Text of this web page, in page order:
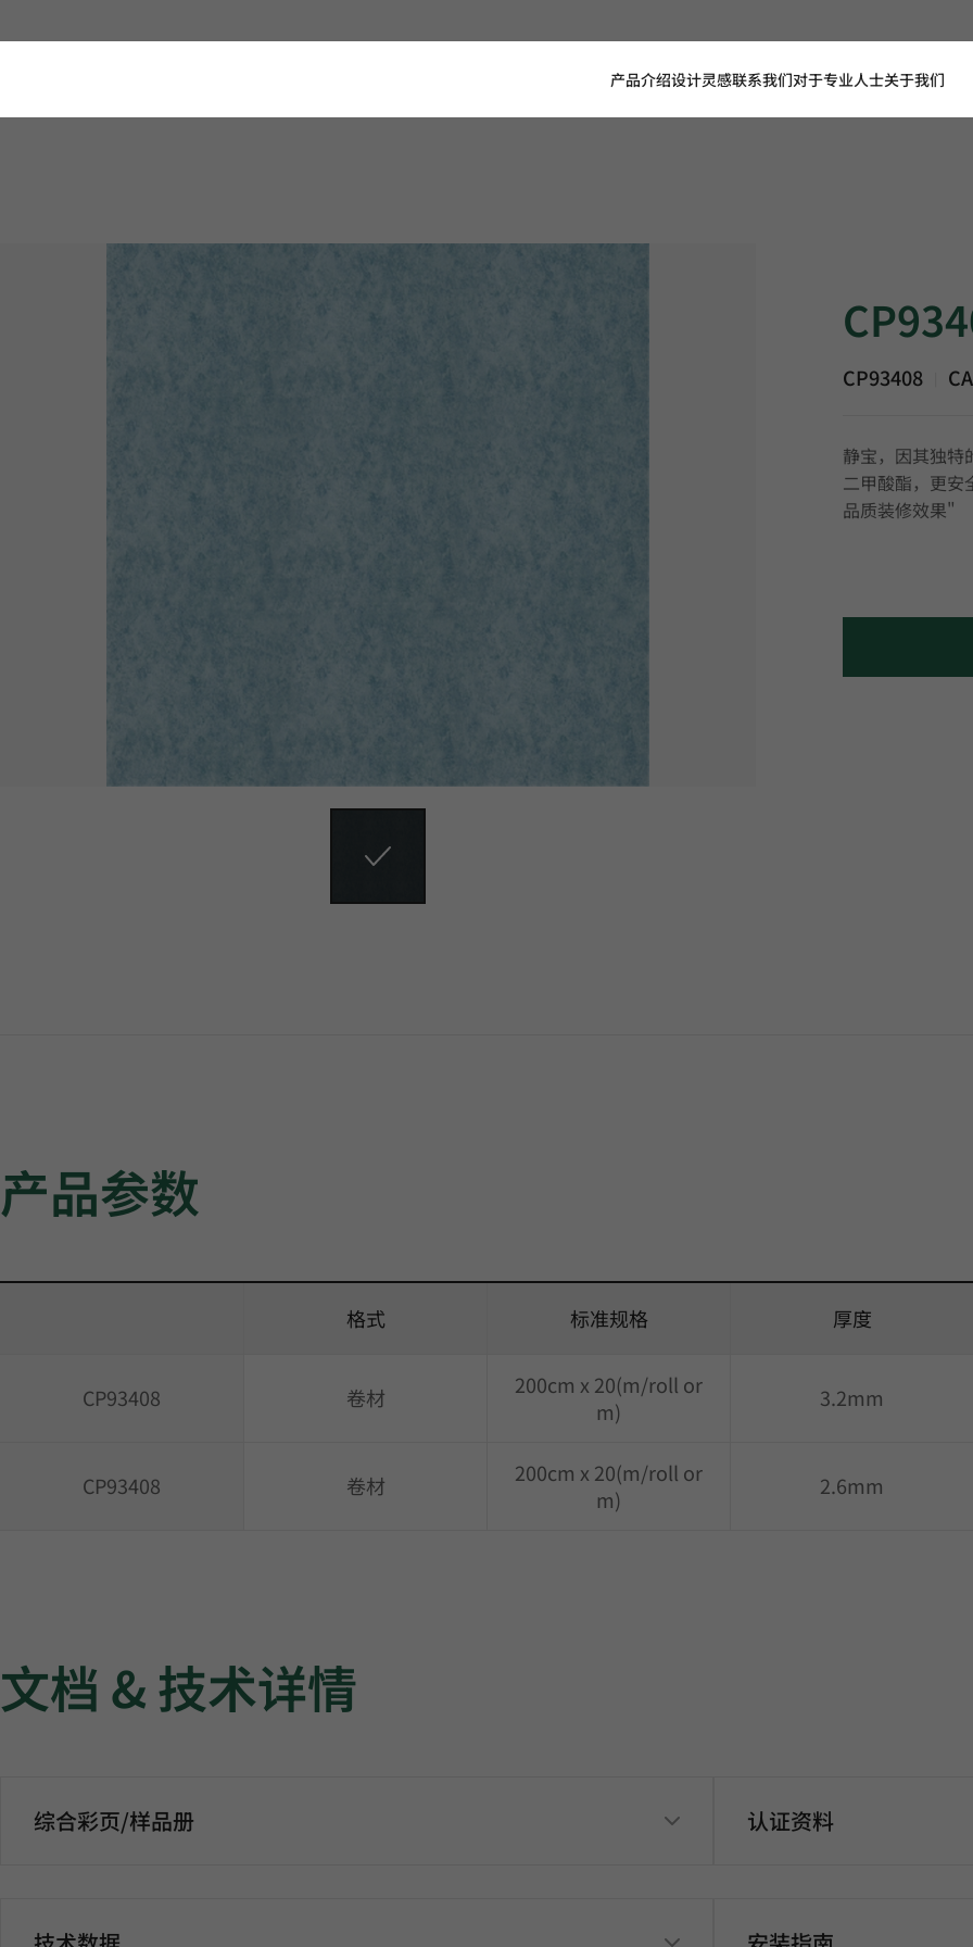
产品介绍设计灵感联系我们对于专业人士关于我们
CP93408
静宝，因其独特
二甲酸酯，更安
品质装修效果"
产品参数
格式 标准规格 厚度
CP93408 卷材
200cm x 20(m/roll or
m)
3.2mm
CP93408 卷材
200cm x 20(m/roll or
m)
2.6mm
文档 & 技术详情
综合彩页/样品册 认证资料